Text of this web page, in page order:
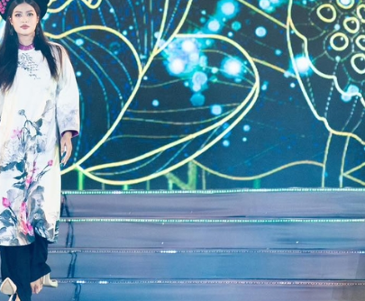
ĐĂNG NHẬP
FACEBOOK GOOGLE